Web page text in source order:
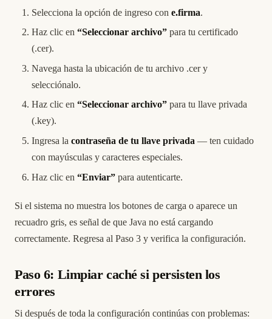
Selecciona la opción de ingreso con e.firma.
Haz clic en “Seleccionar archivo” para tu certificado
(.cer).
Navega hasta la ubicación de tu archivo .cer y
selecciónalo.
Haz clic en “Seleccionar archivo” para tu llave privada
(.key).
Ingresa la contraseña de tu llave privada — ten cuidado
con mayúsculas y caracteres especiales.
Haz clic en “Enviar” para autenticarte.
Si el sistema no muestra los botones de carga o aparece un
recuadro gris, es señal de que Java no está cargando
correctamente. Regresa al Paso 3 y verifica la configuración.
Paso 6: Limpiar caché si persisten los
errores
Si después de toda la configuración continúas con problemas: